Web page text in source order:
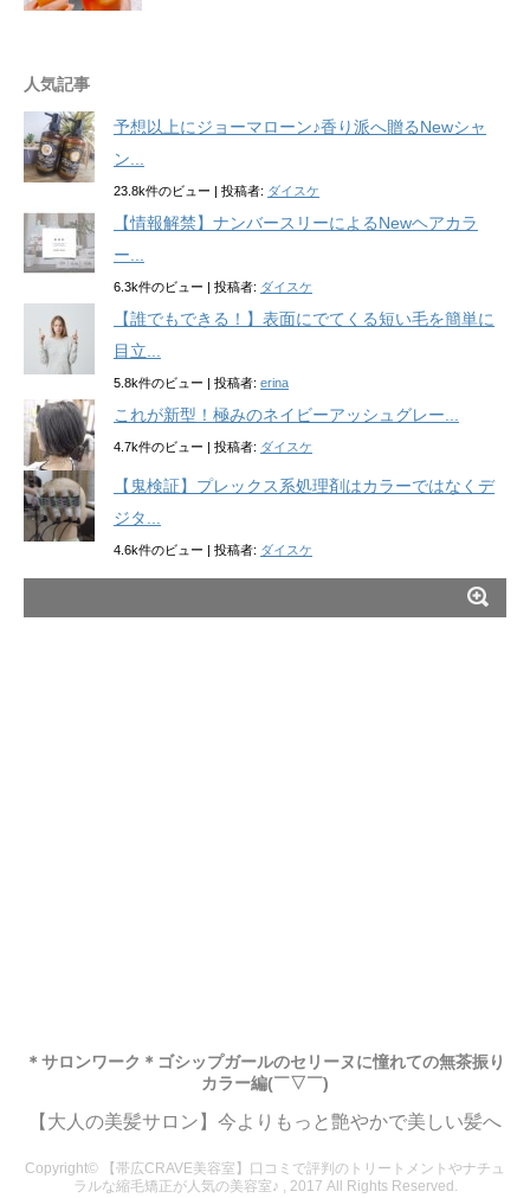
人気記事
予想以上にジョーマローン♪香り派へ贈るNewシャ
ン...
23.8k件のビュー | 投稿者: ダイスケ
【情報解禁】ナンバースリーによるNewヘアカラ
ー...
6.3k件のビュー | 投稿者: ダイスケ
【誰でもできる！】表面にでてくる短い毛を簡単に
目立...
5.8k件のビュー | 投稿者: erina
これが新型！極みのネイビーアッシュグレー...
4.7k件のビュー | 投稿者: ダイスケ
【鬼検証】プレックス系処理剤はカラーではなくデ
ジタ...
4.6k件のビュー | 投稿者: ダイスケ
＊サロンワーク＊ゴシップガールのセリーヌに憧れての無茶振り
カラー編(￣▽￣)
【大人の美髪サロン】今よりもっと艶やかで美しい髪へ
Copyright© 【帯広CRAVE美容室】口コミで評判のトリートメントやナチュ
ラルな縮毛矯正が人気の美容室♪ , 2017 All Rights Reserved.